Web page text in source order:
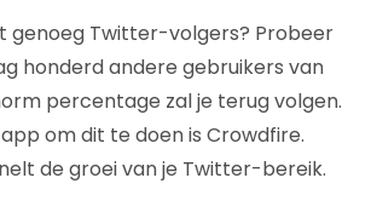
genoeg Twitter-volgers? Probeer
honderd andere gebruikers van
percentage zal je terug volgen.
om dit te doen is Crowdfire.
de groei van je Twitter-bereik.